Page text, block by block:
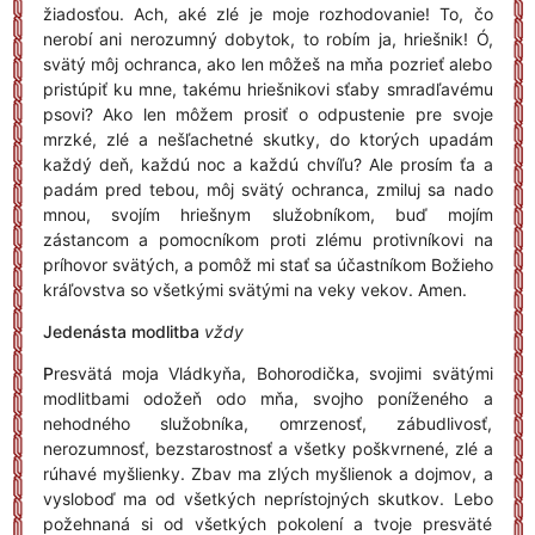
žiadosťou. Ach, aké zlé je moje rozhodovanie! To, čo
nerobí ani nerozumný dobytok, to robím ja, hriešnik! Ó,
svätý môj ochranca, ako len môžeš na mňa pozrieť alebo
pristúpiť ku mne, takému hriešnikovi sťaby smradľavému
psovi? Ako len môžem prosiť o odpustenie pre svoje
mrzké, zlé a nešľachetné skutky, do ktorých upadám
každý deň, každú noc a každú chvíľu? Ale prosím ťa a
padám pred tebou, môj svätý ochranca, zmiluj sa nado
mnou, svojím hriešnym služobníkom, buď mojím
zástancom a pomocníkom proti zlému protivníkovi na
príhovor svätých, a pomôž mi stať sa účastníkom Božieho
kráľovstva so všetkými svätými na veky vekov. Amen.
Jedenásta modlitba vždy
Presvätá moja Vládkyňa, Bohorodička, svojimi svätými
modlitbami odožeň odo mňa, svojho poníženého a
nehodného služobníka, omrzenosť, zábudlivosť,
nerozumnosť, bezstarostnosť a všetky poškvrnené, zlé a
rúhavé myšlienky. Zbav ma zlých myšlienok a dojmov, a
vysloboď ma od všetkých neprístojných skutkov. Lebo
požehnaná si od všetkých pokolení a tvoje presväté